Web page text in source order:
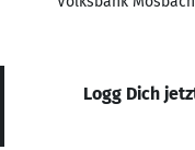
Logg Dich